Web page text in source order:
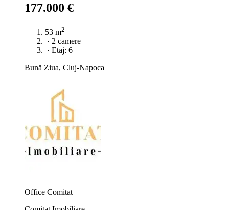
177.000 €
53 m2
· 2 camere
· Etaj: 6
Bună Ziua, Cluj-Napoca
Office Comitat